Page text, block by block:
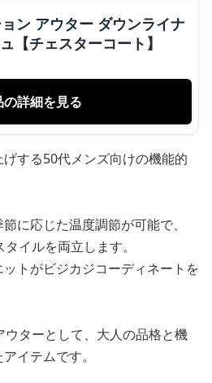
ン アウター ダウンライナ
【チェスターコート】
の詳細を見る
する50代メンズ向けの機能的
に応じた温度調節が可能で、
イルを両立します。
トがビジカジコーディネートを
ターとして、大人の品格と機
イテムです。